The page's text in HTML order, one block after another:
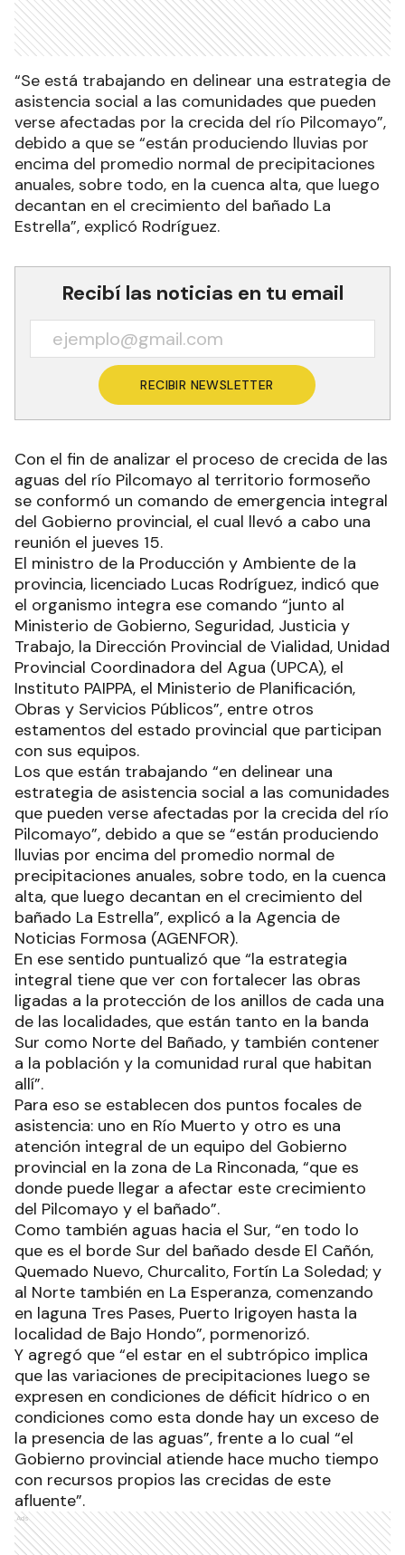
“Se está trabajando en delinear una estrategia de
asistencia social a las comunidades que pueden
verse afectadas por la crecida del río Pilcomayo”,
debido a que se “están produciendo lluvias por
encima del promedio normal de precipitaciones
anuales, sobre todo, en la cuenca alta, que luego
decantan en el crecimiento del bañado La
Estrella”, explicó Rodríguez.
Recibí las noticias en tu email
RECIBIR NEWSLETTER
Con el fin de analizar el proceso de crecida de las
aguas del río Pilcomayo al territorio formoseño
se conformó un comando de emergencia integral
del Gobierno provincial, el cual llevó a cabo una
reunión el jueves 15.
El ministro de la Producción y Ambiente de la
provincia, licenciado Lucas Rodríguez, indicó que
el organismo integra ese comando “junto al
Ministerio de Gobierno, Seguridad, Justicia y
Trabajo, la Dirección Provincial de Vialidad, Unidad
Provincial Coordinadora del Agua (UPCA), el
Instituto PAIPPA, el Ministerio de Planificación,
Obras y Servicios Públicos”, entre otros
estamentos del estado provincial que participan
con sus equipos.
Los que están trabajando “en delinear una
estrategia de asistencia social a las comunidades
que pueden verse afectadas por la crecida del río
Pilcomayo”, debido a que se “están produciendo
lluvias por encima del promedio normal de
precipitaciones anuales, sobre todo, en la cuenca
alta, que luego decantan en el crecimiento del
bañado La Estrella”, explicó a la Agencia de
Noticias Formosa (AGENFOR).
En ese sentido puntualizó que “la estrategia
integral tiene que ver con fortalecer las obras
ligadas a la protección de los anillos de cada una
de las localidades, que están tanto en la banda
Sur como Norte del Bañado, y también contener
a la población y la comunidad rural que habitan
allí”.
Para eso se establecen dos puntos focales de
asistencia: uno en Río Muerto y otro es una
atención integral de un equipo del Gobierno
provincial en la zona de La Rinconada, “que es
donde puede llegar a afectar este crecimiento
del Pilcomayo y el bañado”.
Como también aguas hacia el Sur, “en todo lo
que es el borde Sur del bañado desde El Cañón,
Quemado Nuevo, Churcalito, Fortín La Soledad; y
al Norte también en La Esperanza, comenzando
en laguna Tres Pases, Puerto Irigoyen hasta la
localidad de Bajo Hondo”, pormenorizó.
Y agregó que “el estar en el subtrópico implica
que las variaciones de precipitaciones luego se
expresen en condiciones de déficit hídrico o en
condiciones como esta donde hay un exceso de
la presencia de las aguas”, frente a lo cual “el
Gobierno provincial atiende hace mucho tiempo
con recursos propios las crecidas de este
afluente”.
Ads